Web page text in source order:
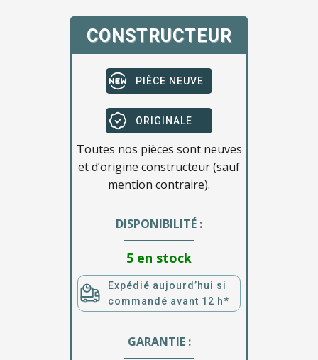
CONSTRUCTEUR
PIÈCE NEUVE
ORIGINALE
Toutes nos pièces sont neuves
et d’origine constructeur (sauf
mention contraire).
DISPONIBILITÉ :
5 en stock
Expédié aujourd’hui si
commandé avant 12 h*
GARANTIE :